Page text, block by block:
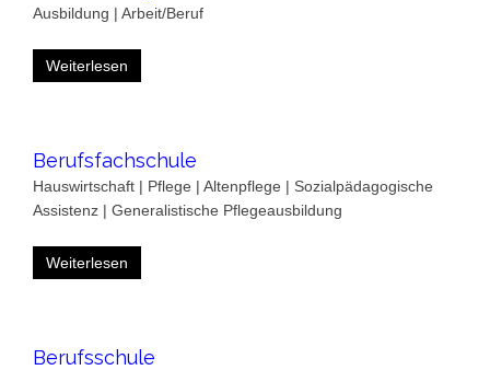
Ausbildung | Arbeit/Beruf
Weiterlesen
Berufsfachschule
Hauswirtschaft | Pflege | Altenpflege | Sozialpädagogische
Assistenz | Generalistische Pflegeausbildung
Weiterlesen
Berufsschule